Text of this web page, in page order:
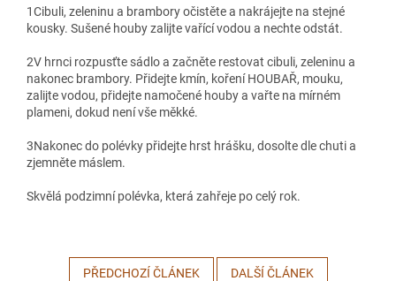
1Cibuli, zeleninu a brambory očistěte a nakrájejte na stejné
kousky. Sušené houby zalijte vařící vodou a nechte odstát.
2V hrnci rozpusťte sádlo a začněte restovat cibuli, zeleninu a
nakonec brambory. Přidejte kmín, koření HOUBAŘ, mouku,
zalijte vodou, přidejte namočené houby a vařte na mírném
plameni, dokud není vše měkké.
3Nakonec do polévky přidejte hrst hrášku, dosolte dle chuti a
zjemněte máslem.
Skvělá podzimní polévka, která zahřeje po celý rok.
PŘEDCHOZÍ ČLÁNEK DALŠÍ ČLÁNEK